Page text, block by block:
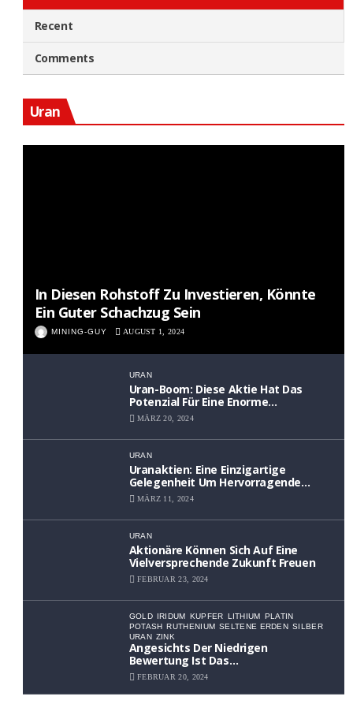
Recent
Comments
Uran
In Diesen Rohstoff Zu Investieren, Könnte
Ein Guter Schachzug Sein
MINING-GUY AUGUST 1, 2024
URAN
Uran-Boom: Diese Aktie Hat Das
Potenzial Für Eine Enorme
Wertsteigerung
MÄRZ 20, 2024
URAN
Uranaktien: Eine Einzigartige
Gelegenheit Um Hervorragende
Renditen Zu Erzielen
MÄRZ 11, 2024
URAN
Aktionäre Können Sich Auf Eine
Vielversprechende Zukunft Freuen
FEBRUAR 23, 2024
GOLD IRIDUM KUPFER LITHIUM
PLATIN
POTASH
RUTHENIUM SELTENE ERDEN SILBER
URAN ZINK
Angesichts Der Niedrigen
Bewertung Ist Das
Aufwärtspotenzial Erheblich
FEBRUAR 20, 2024